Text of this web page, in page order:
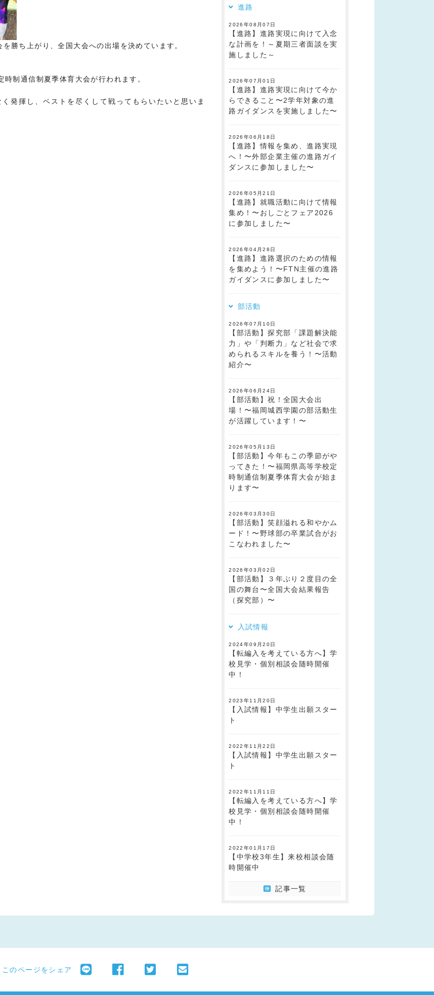
勝ち上がり、全国大会への出場を決めています。
制通信制夏季体育大会が行われます。
発揮し、ベストを尽くして戦ってもらいたいと思いま
進路
2026年08月07日
【進路】進路実現に向けて入念
な計画を！～夏期三者面談を実
施しました～
2026年07月01日
【進路】進路実現に向けて今か
らできること〜2学年対象の進
路ガイダンスを実施しました〜
2026年06月18日
【進路】情報を集め、進路実現
へ！〜外部企業主催の進路ガイ
ダンスに参加しました〜
2026年05月21日
【進路】就職活動に向けて情報
集め！〜おしごとフェア2026
に参加しました〜
2026年04月28日
【進路】進路選択のための情報
を集めよう！〜FTN主催の進路
ガイダンスに参加しました〜
部活動
2026年07月10日
【部活動】探究部「課題解決能
力」や「判断力」など社会で求
められるスキルを養う！〜活動
紹介〜
2026年06月24日
【部活動】祝！全国大会出
場！〜福岡城西学園の部活動生
が活躍しています！〜
2026年05月13日
【部活動】今年もこの季節がや
ってきた！〜福岡県高等学校定
時制通信制夏季体育大会が始ま
ります〜
2026年03月30日
【部活動】笑顔溢れる和やかム
ード！〜野球部の卒業試合がお
こなわれました〜
2026年03月02日
【部活動】３年ぶり２度目の全
国の舞台〜全国大会結果報告
（探究部）〜
入試情報
2024年09月20日
【転編入を考えている方へ】学
校見学・個別相談会随時開催
中！
2023年11月20日
【入試情報】中学生出願スター
ト
2022年11月22日
【入試情報】中学生出願スター
ト
2022年11月11日
【転編入を考えている方へ】学
校見学・個別相談会随時開催
中！
2022年01月17日
【中学校3年生】来校相談会随
時開催中
記事一覧
このページをシェア